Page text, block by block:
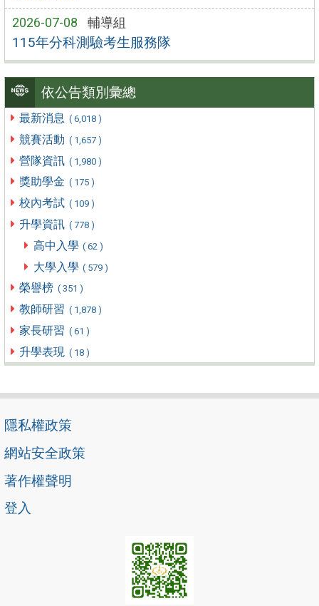
2026-07-08 輔導組
115年分科測驗考生服務隊
依公告類別彙總
最新消息 ( 6,018 )
競賽活動 ( 1,657 )
營隊資訊 ( 1,980 )
獎助學金 ( 175 )
校內考試 ( 109 )
升學資訊 ( 778 )
高中入學 ( 62 )
大學入學 ( 579 )
榮譽榜 ( 351 )
教師研習 ( 1,878 )
家長研習 ( 61 )
升學表現 ( 18 )
隱私權政策
網站安全政策
著作權聲明
登入